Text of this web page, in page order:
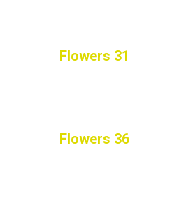
Flowers 31
Flowers 36